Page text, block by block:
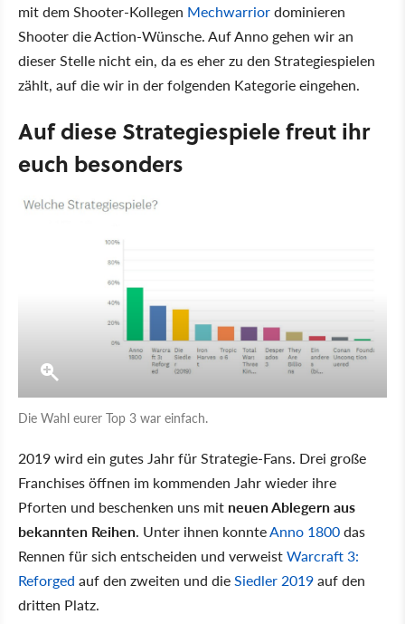
mit dem Shooter-Kollegen Mechwarriordominieren
Shooter die Action-Wünsche. Auf Anno gehen wir an
dieser Stelle nicht ein, da es eher zu den Strategiespielen
zählt, auf die wir in der folgenden Kategorie eingehen.
Auf diese Strategiespiele freut ihr
euch besonders
Die Wahl eurer Top 3 war einfach.
2019 wird ein gutes Jahr für Strategie-Fans. Drei große
Franchises öffnen im kommenden Jahr wieder ihre
Pforten und beschenken uns mit neuen Ablegern aus
bekannten Reihen. Unter ihnen konnteAnno 1800das
Rennen für sich entscheiden und verweistWarcraft 3:
Reforged auf den zweiten und dieSiedler 2019auf den
dritten Platz.